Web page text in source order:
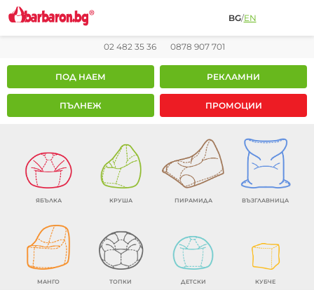
BG/EN
02 482 35 36 0878 907 701
ПОД НАЕМ РЕКЛАМНИ
ПЪЛНЕЖ ПРОМОЦИИ
ЯБЪЛКА КРУША ПИРАМИДА ВЪЗГЛАВНИЦА
МАНГО ТОПКИ ДЕТСКИ КУБЧЕ